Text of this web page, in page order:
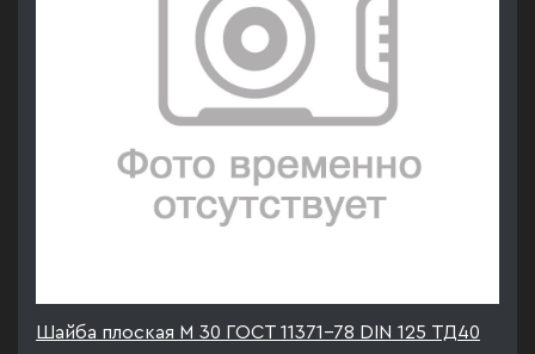
Шайба плоская М 30 ГОСТ 11371-78 DIN 125 ТД40